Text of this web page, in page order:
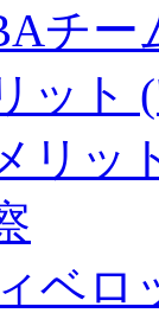
チー
ット
リッ
ベロ